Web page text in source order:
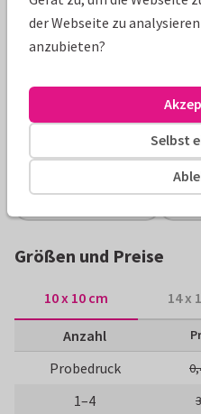
Produktinformation
Brille & Schultüte. Freie
Karten fallen extra
Alle Karten können nach
Größen und Preise
10 x 10 cm 14 x
Anzahl
Probedruck
1–4
der Webseite zu
anzubieten?
Selbst